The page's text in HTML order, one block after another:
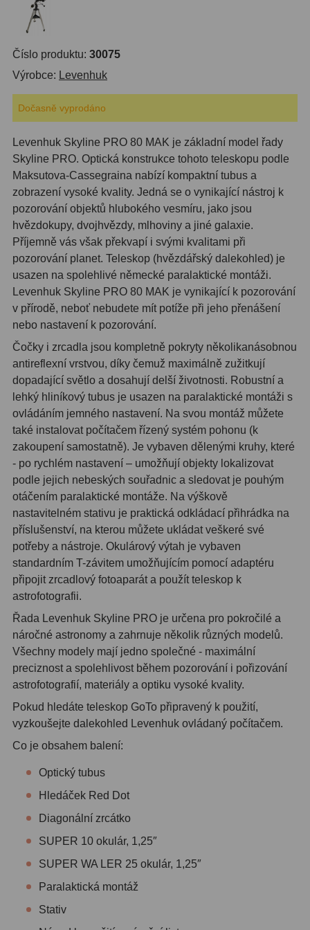
S mřížkou
Speciální1
Ostatní 29
Barlow65
Filtry180
Měsíční a Polarizační24
Sluneční 42
CLS a UHC13
Mlhovinové14
OIII3
Hβ
SII2
Planetární6
Proti světelnému znečištění
Barevné66
AstroFoto284
Planetární kamery20
Deep-Sky kamery28
Guiding kamery14
T-kroužky16
Adaptéry projekční 11
Adaptéry M4833
Filtry L-RGB
Filtry Pass 6
Filtry Clip5
Filtry CCD Hα, OIII7
Filtrová kola a rámy16
Zaostření
Číslo produktu: 30075
Výrobce: Levenhuk
Dočasně vyprodáno
Levenhuk Skyline PRO 80 MAK je základní model řady
Skyline PRO. Optická konstrukce tohoto teleskopu podle
Maksutova-Cassegraina nabízí kompaktní tubus a
zobrazení vysoké kvality. Jedná se o vynikající nástroj k
pozorování objektů hlubokého vesmíru, jako jsou
hvězdokupy, dvojhvězdy, mlhoviny a jiné galaxie.
Příjemně vás však překvapí i svými kvalitami při
pozorování planet. Teleskop (hvězdářský dalekohled) je
usazen na spolehlivé německé paralaktické montáži.
Levenhuk Skyline PRO 80 MAK je vynikající k pozorování
v přírodě, neboť nebudete mít potíže při jeho přenášení
nebo nastavení k pozorování.
Čočky i zrcadla jsou kompletně pokryty několikanásobnou
antireflexní vrstvou, díky čemuž maximálně zužitkují
dopadající světlo a dosahují delší životnosti. Robustní a
lehký hliníkový tubus je usazen na paralaktické montáži s
ovládáním jemného nastavení. Na svou montáž můžete
také instalovat počítačem řízený systém pohonu (k
zakoupení samostatně). Je vybaven dělenými kruhy, které
- po rychlém nastavení – umožňují objekty lokalizovat
podle jejich nebeských souřadnic a sledovat je pouhým
otáčením paralaktické montáže. Na výškově
nastavitelném stativu je praktická odkládací přihrádka na
příslušenství, na kterou můžete ukládat veškeré své
potřeby a nástroje. Okulárový výtah je vybaven
standardním T-závitem umožňujícím pomocí adaptéru
připojit zrcadlový fotoaparát a použít teleskop k
astrofotografii.
Řada Levenhuk Skyline PRO je určena pro pokročilé a
náročné astronomy a zahrnuje několik různých modelů.
Všechny modely mají jedno společné - maximální
preciznost a spolehlivost během pozorování i pořizování
astrofotografií, materiály a optiku vysoké kvality.
Pokud hledáte teleskop GoTo připravený k použití,
vyzkoušejte dalekohled Levenhuk ovládaný počítačem.
Co je obsahem balení:
Optický tubus
Hledáček Red Dot
Diagonální zrcátko
SUPER 10 okulár, 1,25″
SUPER WA LER 25 okulár, 1,25″
Paralaktická montáž
Stativ